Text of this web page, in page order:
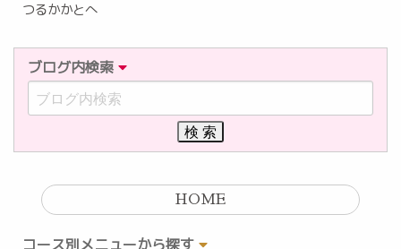
つるかかとへ
ブログ内検索
HOME
コース別メニューから探す